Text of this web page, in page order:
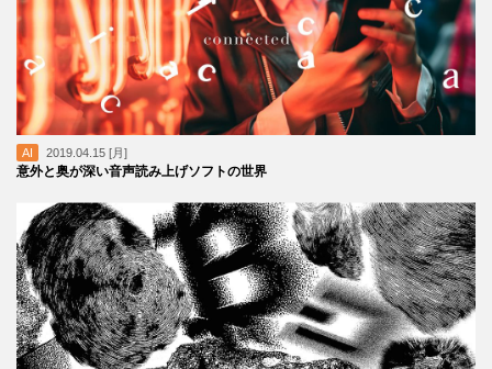
AI 2019.04.15 [月]
意外と奥が深い音声読み上げソフトの世界